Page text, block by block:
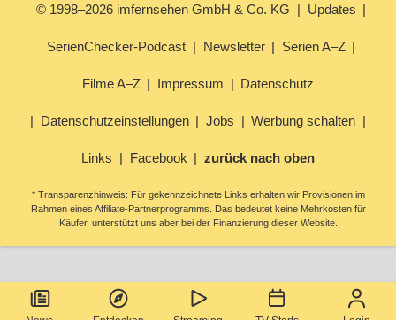
© 1998–2026 imfernsehen GmbH & Co. KG Updates
SerienChecker-Podcast Newsletter Serien A–Z
Filme A–Z Impressum Datenschutz
Datenschutzeinstellungen Jobs Werbung schalten
Links Facebook zurück nach oben
* Transparenzhinweis: Für gekennzeichnete Links erhalten wir Provisionen im
Rahmen eines Affiliate-Partnerprogramms. Das bedeutet keine Mehrkosten für
Käufer, unterstützt uns aber bei der Finanzierung dieser Website.